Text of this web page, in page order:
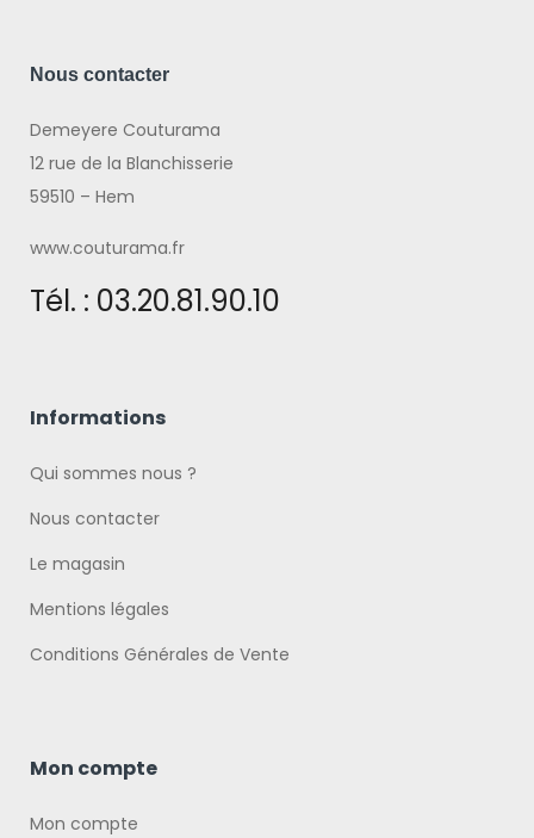
Nous contacter
Demeyere Couturama
12 rue de la Blanchisserie
59510 – Hem
www.couturama.fr
Tél. : 03.20.81.90.10
Informations
Qui sommes nous ?
Nous contacter
Le magasin
Mentions légales
Conditions Générales de Vente
Mon compte
Mon compte